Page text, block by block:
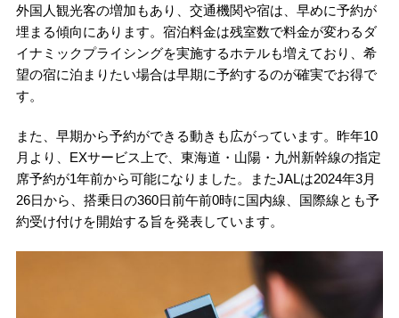
外国人観光客の増加もあり、交通機関や宿は、早めに予約が
埋まる傾向にあります。宿泊料金は残室数で料金が変わるダ
イナミックプライシングを実施するホテルも増えており、希
望の宿に泊まりたい場合は早期に予約するのが確実でお得で
す。
また、早期から予約ができる動きも広がっています。昨年10
月より、EXサービス上で、東海道・山陽・九州新幹線の指定
席予約が1年前から可能になりました。またJALは2024年3月
26日から、搭乗日の360日前午前0時に国内線、国際線とも予
約受け付けを開始する旨を発表しています。